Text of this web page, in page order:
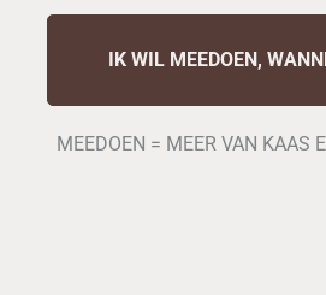
IK WIL MEEDOEN,
MEEDOEN = MEER VAN KAAS